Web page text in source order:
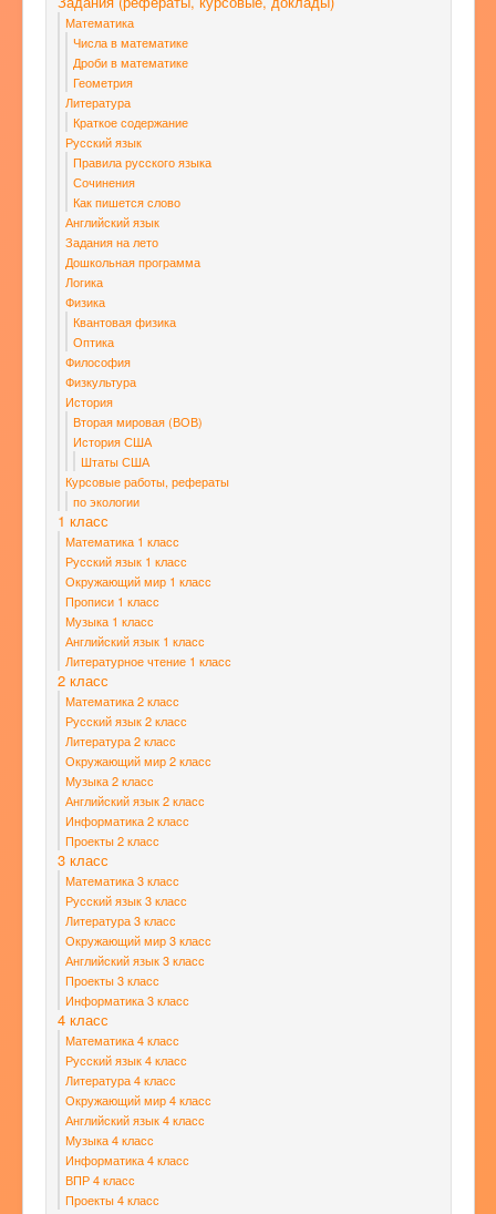
Математика
Числа в математике
Дроби в математике
Геометрия
Литература
Краткое содержание
Русский язык
Правила русского языка
Сочинения
Как пишется слово
Английский язык
Задания на лето
Дошкольная программа
Логика
Физика
Квантовая физика
Оптика
Философия
Физкультура
История
Вторая мировая (ВОВ)
История США
Штаты США
Курсовые работы, рефераты
по экологии
1 класс
Математика 1 класс
Русский язык 1 класс
Окружающий мир 1 класс
Прописи 1 класс
Музыка 1 класс
Английский язык 1 класс
Литературное чтение 1 класс
2 класс
Математика 2 класс
Русский язык 2 класс
Литература 2 класс
Окружающий мир 2 класс
Музыка 2 класс
Английский язык 2 класс
Информатика 2 класс
Проекты 2 класс
3 класс
Математика 3 класс
Русский язык 3 класс
Литература 3 класс
Окружающий мир 3 класс
Английский язык 3 класс
Проекты 3 класс
Информатика 3 класс
4 класс
Математика 4 класс
Русский язык 4 класс
Литература 4 класс
Окружающий мир 4 класс
Английский язык 4 класс
Музыка 4 класс
Информатика 4 класс
ВПР 4 класс
Проекты 4 класс